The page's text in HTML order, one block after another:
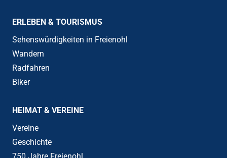
ERLEBEN & TOURISMUS
Sehenswürdigkeiten in Freienohl
Wandern
Radfahren
Biker
HEIMAT & VEREINE
Vereine
Geschichte